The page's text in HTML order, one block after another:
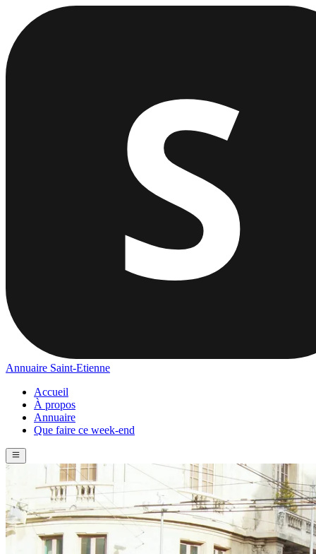
Annuaire Saint-Etienne
Accueil
À propos
Annuaire
Que faire ce week-end